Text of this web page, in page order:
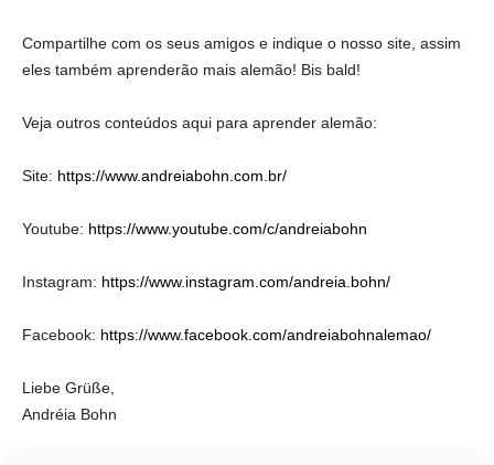
Compartilhe com os seus amigos e indique o nosso site, assim
eles também aprenderão mais alemão! Bis bald!
Veja outros conteúdos aqui para aprender alemão:
Site: https://www.andreiabohn.com.br/
Youtube: https://www.youtube.com/c/andreiabohn
Instagram: https://www.instagram.com/andreia.bohn/
Facebook: https://www.facebook.com/andreiabohnalemao/
Liebe Grüße,
Andréia Bohn